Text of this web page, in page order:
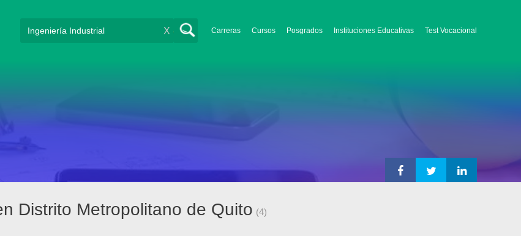
Carreras Cursos Posgrados Instituciones Educativas Test Vocacional
X
Distrito Metropolitano de Quito (4)